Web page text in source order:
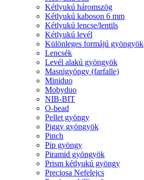
Kétlyukú háromszög
Kétlyukú kaboson 6 mm
Kétlyukú lencse/lentils
Kétlyukú levél
Különleges formájú gyöngyök
Lencsék
Levél alakú gyöngyök
Masnigyöngy (farfalle)
Miniduo
Mobyduo
NIB-BIT
O-bead
Pellet gyöngy
Piggy gyöngyök
Pinch
Pip gyöngy
Piramid gyöngyök
Prism kétlyukú gyöngy
Preciosa Nefelejcs